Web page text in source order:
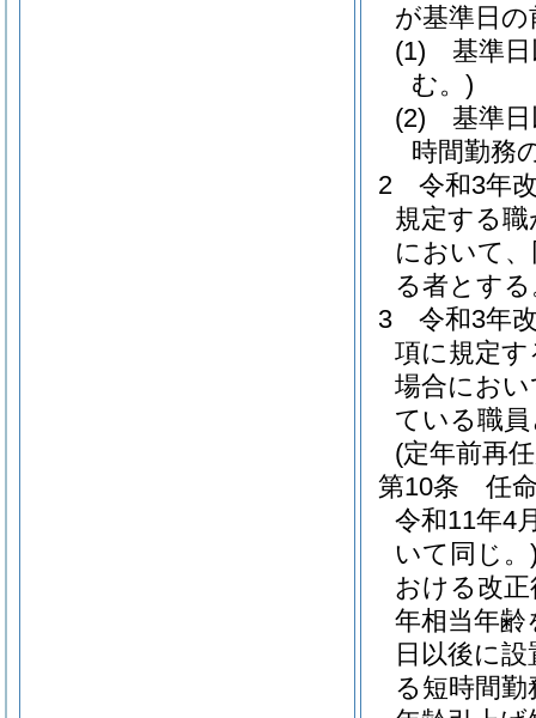
が基準日
(1)
基準
む。)
(2)
基準
時間勤務
2
令和3年
規定する
において
る者とす
3
令和3年
項に規定
場合にお
ている職
(定年前再
第10条
任
令和11年4
いて同じ。
おける改
年相当年
日以後に
る短時間勤